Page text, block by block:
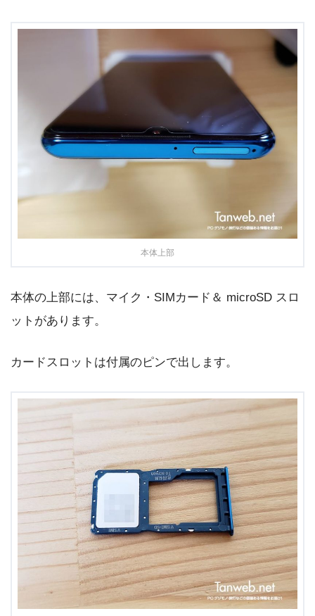
本体上部
本体の上部には、マイク・SIMカード＆ microSD スロ
ットがあります。
カードスロットは付属のピンで出します。